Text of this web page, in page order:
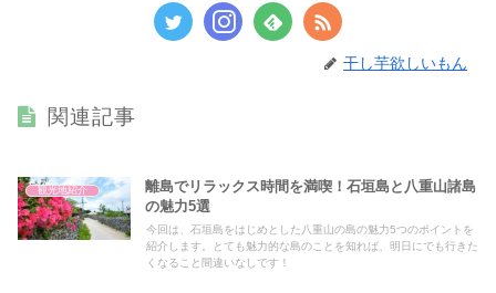
干し芋欲しいもん
関連記事
観光地紹介
離島でリラックス時間を満喫！石垣島と八重山諸島
の魅力5選
今回は、石垣島をはじめとした八重山の島の魅力5つのポイントを
紹介します。とても魅力的な島のことを知れば、明日にでも行きた
くなること間違いなしです！